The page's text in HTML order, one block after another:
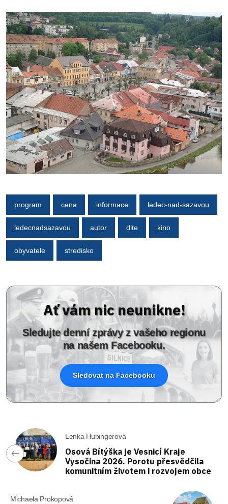
program cena informace ledec-nad-sazavou
ledecnadsazavou autor dite kino
obyvatele stredisko
Ať vám nic neunikne!
Sledujte denní zprávy z vašeho regionu
na našem Facebooku.
Sledovat na Facebooku
Lenka Hubingerová
Osová Bítýška je Vesnicí Kraje
Vysočina 2026. Porotu přesvědčila
komunitním životem i rozvojem obce
Michaela Prokopová